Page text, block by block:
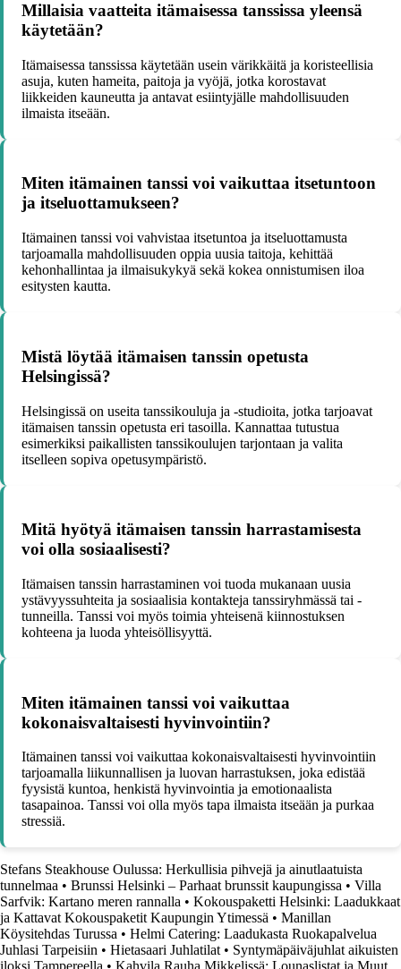
Millaisia vaatteita itämaisessa tanssissa yleensä
käytetään?
Itämaisessa tanssissa käytetään usein värikkäitä ja koristeellisia
asuja, kuten hameita, paitoja ja vyöjä, jotka korostavat
liikkeiden kauneutta ja antavat esiintyjälle mahdollisuuden
ilmaista itseään.
Miten itämainen tanssi voi vaikuttaa itsetuntoon
ja itseluottamukseen?
Itämainen tanssi voi vahvistaa itsetuntoa ja itseluottamusta
tarjoamalla mahdollisuuden oppia uusia taitoja, kehittää
kehonhallintaa ja ilmaisukykyä sekä kokea onnistumisen iloa
esitysten kautta.
Mistä löytää itämaisen tanssin opetusta
Helsingissä?
Helsingissä on useita tanssikouluja ja -studioita, jotka tarjoavat
itämaisen tanssin opetusta eri tasoilla. Kannattaa tutustua
esimerkiksi paikallisten tanssikoulujen tarjontaan ja valita
itselleen sopiva opetusympäristö.
Mitä hyötyä itämaisen tanssin harrastamisesta
voi olla sosiaalisesti?
Itämaisen tanssin harrastaminen voi tuoda mukanaan uusia
ystävyyssuhteita ja sosiaalisia kontakteja tanssiryhmässä tai -
tunneilla. Tanssi voi myös toimia yhteisenä kiinnostuksen
kohteena ja luoda yhteisöllisyyttä.
Miten itämainen tanssi voi vaikuttaa
kokonaisvaltaisesti hyvinvointiin?
Itämainen tanssi voi vaikuttaa kokonaisvaltaisesti hyvinvointiin
tarjoamalla liikunnallisen ja luovan harrastuksen, joka edistää
fyysistä kuntoa, henkistä hyvinvointia ja emotionaalista
tasapainoa. Tanssi voi olla myös tapa ilmaista itseään ja purkaa
stressiä.
Stefans Steakhouse Oulussa: Herkullisia pihvejä ja ainutlaatuista
tunnelmaa • Brunssi Helsinki – Parhaat brunssit kaupungissa • Villa
Sarfvik: Kartano meren rannalla • Kokouspaketti Helsinki: Laadukkaat
ja Kattavat Kokouspaketit Kaupungin Ytimessä • Manillan
Köysitehdas Turussa • Helmi Catering: Laadukasta Ruokapalvelua
Juhlasi Tarpeisiin • Hietasaari Juhlatilat• Syntymäpäiväjuhlat aikuisten